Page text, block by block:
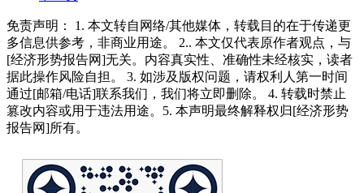
免责声明： 1. 本文转自网络/其他媒体，转载目的在于传递更
多信息供参考，非商业用途。 2.. 本文仅代表原作者观点，与
[经济形势报告网]无关。内容真实性、准确性未经核实，读者
据此操作风险自担。 3. 如涉及版权问题，请权利人第一时间
通过[邮箱/电话]联系我们，我们将立即删除。 4. 转载时禁止
篡改内容或用于违法用途。5. 本声明最终解释权归[经济形势
报告网]所有。